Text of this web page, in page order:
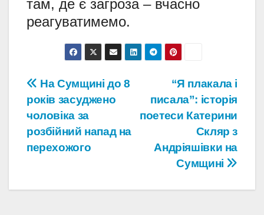
там, де є загроза – вчасно
реагуватимемо.
Навігація
записів
“Я плакала і
писала”: історія
поетеси Катерини
Скляр з
Андріяшівки на
Сумщині
На Сумщині до 8
років засуджено
чоловіка за
розбійний напад на
перехожого